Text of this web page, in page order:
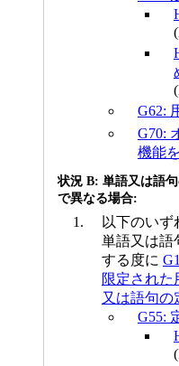
G62:
G70:
機能
状況 B: 単語又は語
で異なる場合:
以下のい
単語又は語
する度に
限定された
又は語句の
G55: